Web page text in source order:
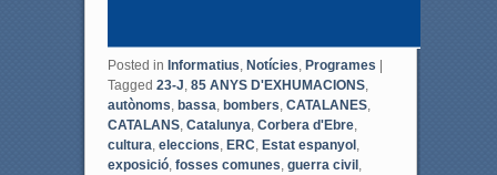
Posted in Informatius Notícies Programes |
Tagged 23-J 85 ANYS D'EXHUMACIONS,
autònoms bassa bombers CATALANES,
CATALANS, Catalunya Corbera d'Ebre,
cultura eleccions ERC Estat espanyol,
exposició, fosses comunes guerra civil,